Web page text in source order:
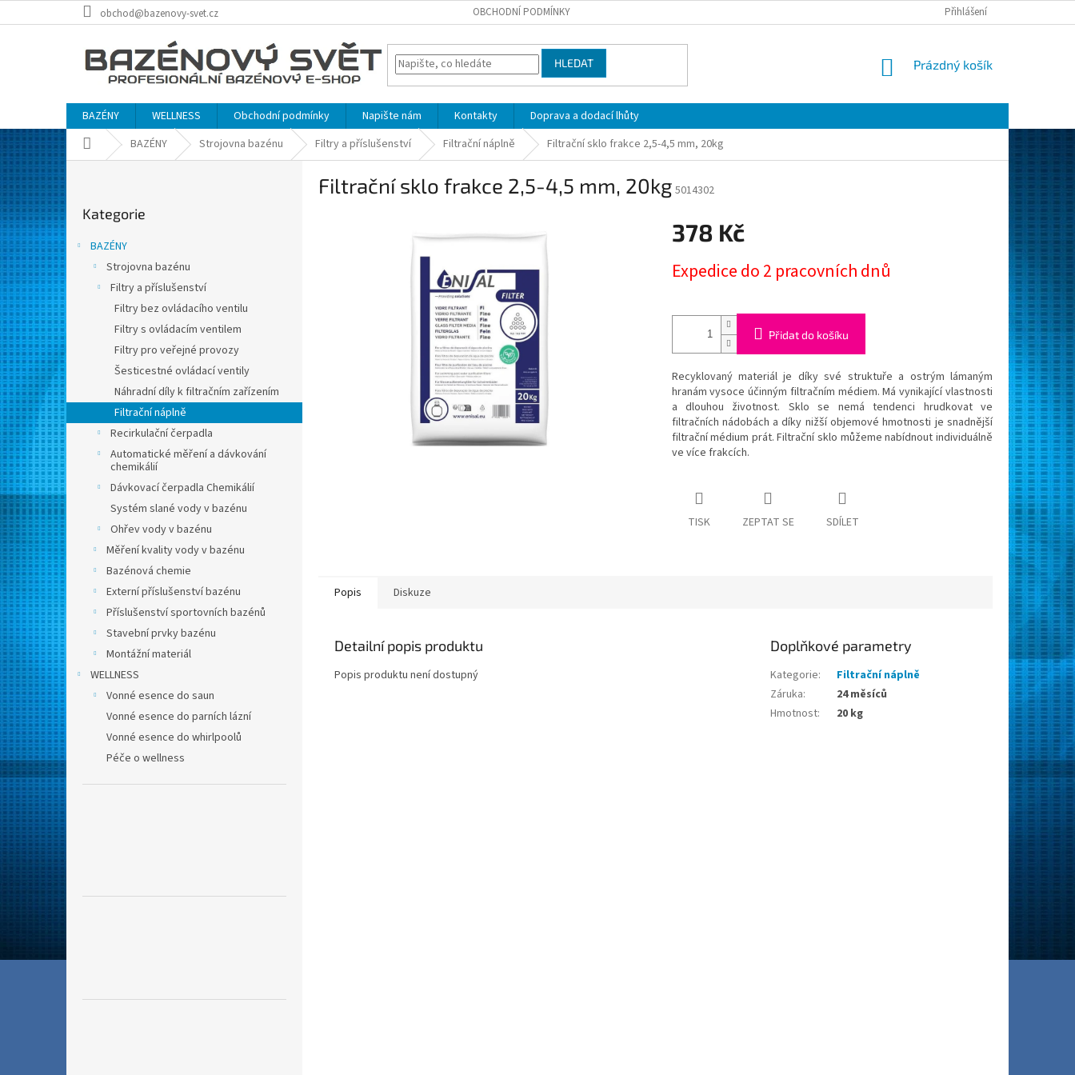
na
obchod@bazenovy-svet.cz OBCHODNÍ PODMÍNKY Přihlášení
HLEDAT
NÁKUPNÍ
Prázdný košík
BAZÉNY WELLNESS Obchodní podmínky Napište nám Kontakty
Doprava a dodací lhůty
Domů BAZÉNY Strojovna bazénu Filtry a příslušenství Filtrační náplně Filtrační sklo frakce 2,5-4,5 mm, 20kg
n
l
kategorie
Kategorie
BAZÉNY
Strojovna bazénu
Filtry a příslušenství
Filtry bez ovládacího ventilu
Filtry s ovládacím ventilem
Filtry pro veřejné provozy
Šesticestné ovládací ventily
Náhradní díly k filtračním zařízením
Filtrační náplně
Recirkulační čerpadla
Automatické měření a dávkování
chemikálií
Dávkovací čerpadla Chemikálií
Systém slané vody v bazénu
Ohřev vody v bazénu
Měření kvality vody v bazénu
Bazénová chemie
Externí příslušenství bazénu
Příslušenství sportovních bazénů
Stavební prvky bazénu
Montážní materiál
WELLNESS
Vonné esence do saun
Vonné esence do parních lázní
Vonné esence do whirlpoolů
Péče o wellness
Filtrační sklo frakce 2,5-4,5 mm, 20kg 5014302
378 Kč
cena:
Expedice do 2 pracovních dnů
Přidat do košíku
Recyklovaný materiál je díky své struktuře a ostrým lámaným
hranám vysoce účinným filtračním médiem. Má vynikající vlastnosti
a dlouhou životnost. Sklo se nemá tendenci hrudkovat ve
filtračních nádobách a díky nižší objemové hmotnosti je snadnější
filtrační médium prát. Filtrační sklo můžeme nabídnout individuálně
ve více frakcích.
TISK ZEPTAT SE SDÍLET
Popis Diskuze
Detailní popis produktu
Popis produktu není dostupný
Doplňkové parametry
Kategorie:
Filtrační náplně
Záruka:
24 měsíců
Hmotnost: 20 kg